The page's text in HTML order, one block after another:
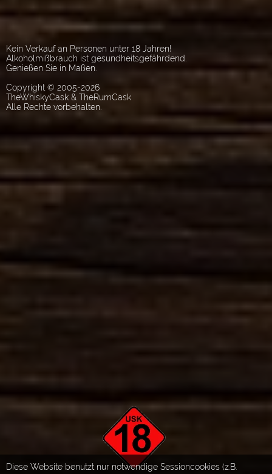
Diese Website benutzt nur notwendige Sessioncookies (z.B.
Kein Verkauf an Personen unter 18 Jahren!
Alkoholmißbrauch ist gesundheitsgefährdend.
Genießen Sie in Maßen.
Copyright © 2005-2026
TheWhiskyCask & TheRumCask
Alle Rechte vorbehalten.